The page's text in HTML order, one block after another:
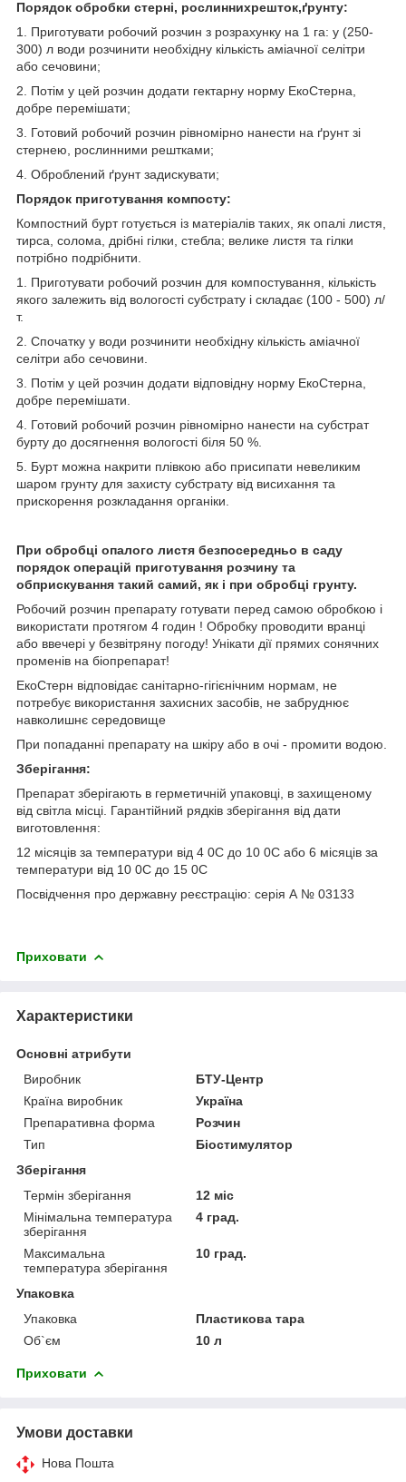
Порядок обробки стерні, рослиннихрешток,ґрунту:
1. Приготувати робочий розчин з розрахунку на 1 га: у (250-
300) л води розчинити необхідну кількість аміачної селітри
або сечовини;
2. Потім у цей розчин додати гектарну норму ЕкоСтерна,
добре перемішати;
3. Готовий робочий розчин рівномірно нанести на ґрунт зі
стернею, рослинними рештками;
4. Оброблений ґрунт задискувати;
Порядок приготування компосту:
Компостний бурт готується із матеріалів таких, як опалі листя,
тирса, солома, дрібні гілки, стебла; велике листя та гілки
потрібно подрібнити.
1. Приготувати робочий розчин для компостування, кількість
якого залежить від вологості субстрату і складає (100 - 500) л/
т.
2. Спочатку у води розчинити необхідну кількість аміачної
селітри або сечовини.
3. Потім у цей розчин додати відповідну норму ЕкоСтерна,
добре перемішати.
4. Готовий робочий розчин рівномірно нанести на субстрат
бурту до досягнення вологості біля 50 %.
5. Бурт можна накрити плівкою або присипати невеликим
шаром грунту для захисту субстрату від висихання та
прискорення розкладання органіки.
При обробці опалого листя безпосередньо в саду
порядок операцій приготування розчину та
обприскування такий самий, як і при обробці грунту.
Робочий розчин препарату готувати перед самою обробкою і
використати протягом 4 годин ! Обробку проводити вранці
або ввечері у безвітряну погоду! Унікати дії прямих сонячних
променів на біопрепарат!
ЕкоСтерн відповідає санітарно-гігієнічним нормам, не
потребує використання захисних засобів, не забруднює
навколишнє середовище
При попаданні препарату на шкіру або в очі - промити водою.
Зберігання:
Препарат зберігають в герметичній упаковці, в захищеному
від світла місці. Гарантійний рядків зберігання від дати
виготовлення:
12 місяців за температури від 4 0С до 10 0С або 6 місяців за
температури від 10 0С до 15 0С
Посвідчення про державну реєстрацію: серія А № 03133
Приховати
Характеристики
Основні атрибути
Виробник
БТУ-Центр
Країна виробник
Україна
Препаративна форма
Розчин
Тип
Біостимулятор
Зберігання
Термін зберігання
12 міс
Мінімальна температура
зберігання
4 град.
Максимальна
температура зберігання
10 град.
Упаковка
Упаковка
Пластикова тара
Об`єм
10 л
Приховати
Умови доставки
Нова Пошта